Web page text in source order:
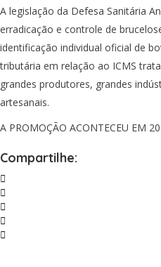
A legislação da Defesa Sanitária
erradicação e controle de
identificação individual oficial de
tributária em relação ao ICMS
grandes produtores, grandes
artesanais.
A PROMOÇÃO ACONTECEU EM
Compartilhe: